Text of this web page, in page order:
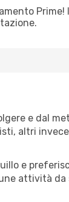
e dal
altri
e
attività